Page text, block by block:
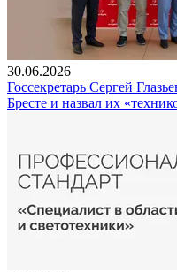
30.06.2026
Госсекретарь Сергей
Бресте и назвал их